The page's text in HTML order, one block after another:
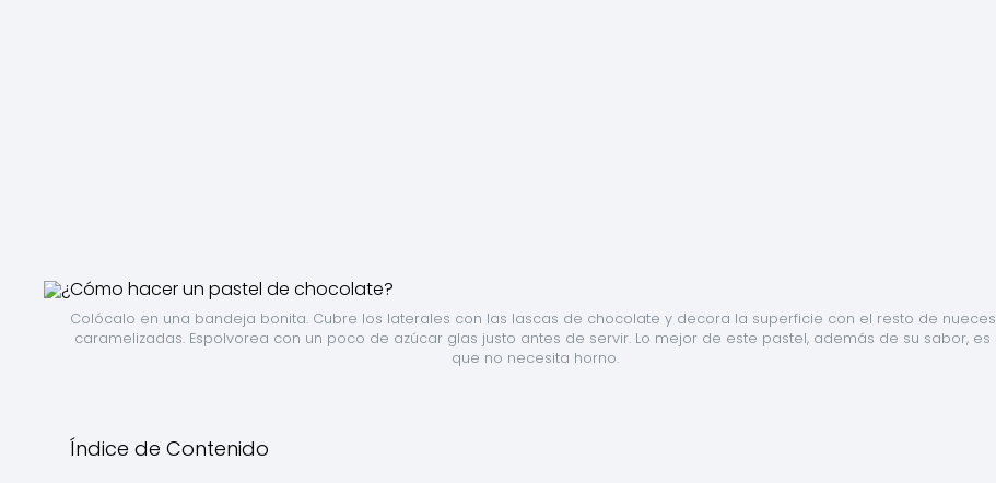
Colócalo en una bandeja bonita. Cubre los laterales con las lascas de chocolate y decora la superficie con el resto de nueces
caramelizadas. Espolvorea con un poco de azúcar glas justo antes de servir. Lo mejor de este pastel, además de su sabor, es
que no necesita horno.
Índice de Contenido